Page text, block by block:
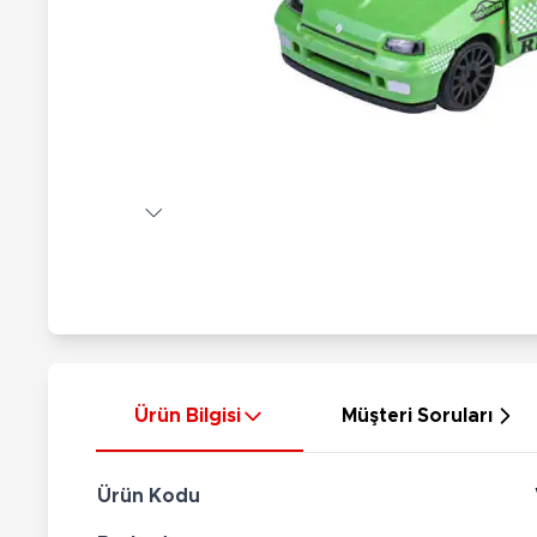
Nerf
Silahlar
Silah Setleri
Ürün Bilgisi Müşteri Soruları
Ürün Kodu